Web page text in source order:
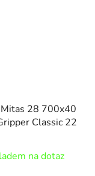
28 700x40
Classic 22
na dotaz